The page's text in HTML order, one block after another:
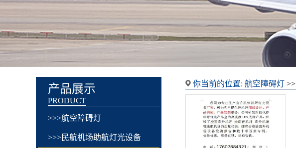
产品展示
PRODUCT
>>>航空障碍灯
>>>民航机场助航灯光设备
你当前的位置: 航空障碍灯 >>